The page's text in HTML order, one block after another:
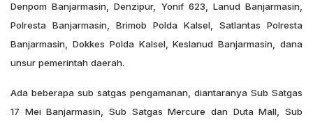
Denpom Banjarmasin, Denzipur, Yonif 623, Lanud Banjarmasin,
Polresta Banjarmasin, Brimob Polda Kalsel, Satlantas Polresta
Banjarmasin, Dokkes Polda Kalsel, Keslanud Banjarmasin, dana
unsur pemerintah daerah.
Ada beberapa sub satgas pengamanan, diantaranya Sub Satgas
17 Mei Banjarmasin, Sub Satgas Mercure dan Duta Mall, Sub